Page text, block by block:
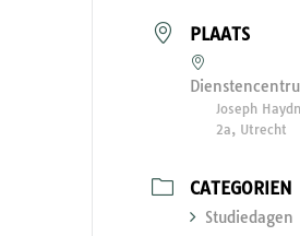
PLAATS
Joseph
2a, Utrecht
CATEGORIEN
Studiedagen